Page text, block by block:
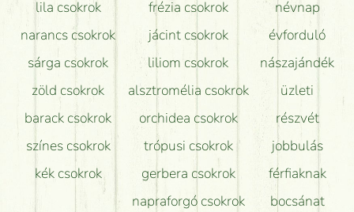
lila csokrok
narancs csokrok
sárga csokrok
zöld csokrok
barack csokrok
színes csokrok
kék csokrok
frézia csokrok
jácint csokrok
liliom csokrok
alsztromélia csokrok
orchidea csokrok
trópusi csokrok
gerbera csokrok
napraforgó csokrok
névnap
évforduló
nászajándék
üzleti
részvét
jobbulás
férfiaknak
bocsánat